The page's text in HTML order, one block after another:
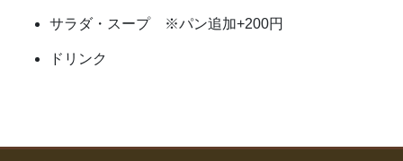
サラダ・スープ ※パン追加+200円
ドリンク